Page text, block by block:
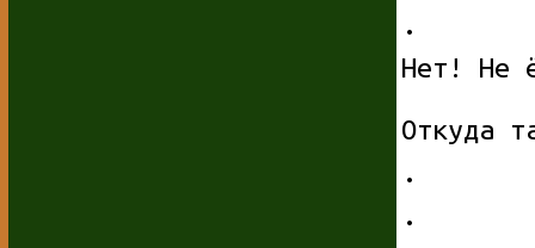
.
Нет! Не
Откуда
.
.